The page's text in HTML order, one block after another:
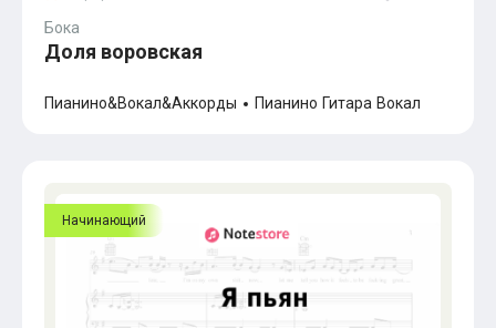
Популярное
Бесплатные
Бока
Доля воровская
Пианино&Вокал&Аккорды Пианино Гитара Вокал
Начинающий